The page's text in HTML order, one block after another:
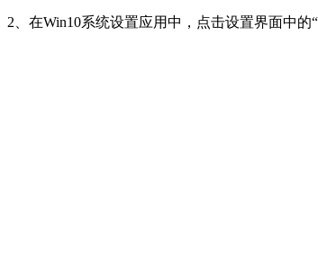
2、在Win10系统设置应用中，点击设置界面中的